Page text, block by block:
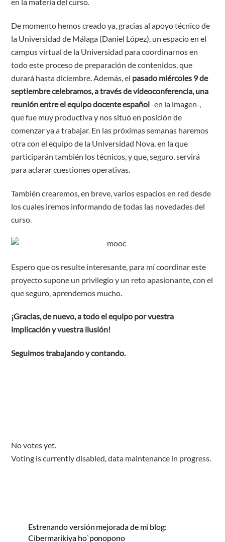
en la materia del curso.
De momento hemos creado ya, gracias al apoyo técnico de
la Universidad de Málaga (Daniel López), un espacio en el
campus virtual de la Universidad para coordinarnos en
todo este proceso de preparación de contenidos, que
durará hasta diciembre. Además, el pasado miércoles 9 de
septiembre celebramos, a través de videoconferencia, una
reunión entre el equipo docente español-en la imagen-,
que fue muy productiva y nos situó en posición de
comenzar ya a trabajar. En las próximas semanas haremos
otra con el equipo de la Universidad Nova, en la que
participarán también los técnicos, y que, seguro, servirá
para aclarar cuestiones operativas.
También crearemos, en breve, varios espacios en red desde
los cuales iremos informando de todas las novedades del
curso.
Espero que os resulte interesante, para mí coordinar este
proyecto supone un privilegio y un reto apasionante, con el
que seguro, aprendemos mucho.
¡Gracias, de nuevo, a todo el equipo por vuestra
implicación y vuestra ilusión!
Seguimos trabajando y contando.
No votes yet.
Voting is currently disabled, data maintenance in progress.
Estrenando versión mejorada de mi blog:
Cibermarikiya ho`ponopono